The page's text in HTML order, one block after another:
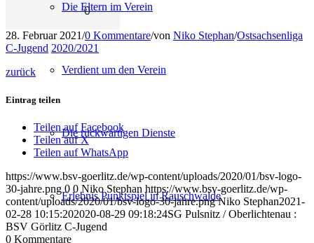
Die Eltern im Verein
Verdient um den Verein
Die rückwärtigen Dienste
Erlebnis Punktspiel in Rauschwalde
0
28. Februar 2021/0 Kommentare/von Niko Stephan/Ostsachsenliga
C-Jugend 2020/2021
zurück
Eintrag teilen
Teilen auf Facebook
Teilen auf X
Teilen auf WhatsApp
https://www.bsv-goerlitz.de/wp-content/uploads/2020/01/bsv-logo-
30-jahre.png 0 0 Niko Stephan https://www.bsv-goerlitz.de/wp-
content/uploads/2020/01/bsv-logo-30-jahre.png Niko Stephan2021-
02-28 10:15:202020-08-29 09:18:24SG Pulsnitz / Oberlichtenau :
BSV Görlitz C-Jugend
0 Kommentare